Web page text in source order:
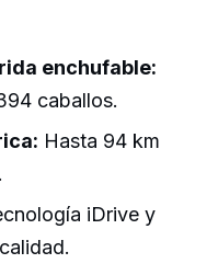
enchufable:
caballos.
Hasta 94 km
iDrive y